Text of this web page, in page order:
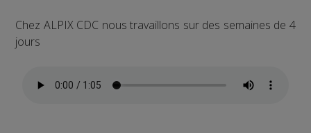
Chez ALPIX CDC nous travaillons sur des semaines de 4
jours